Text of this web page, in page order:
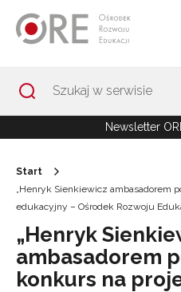
Newsletter
Start
„Henryk Sienkiewicz ambasadorem
edukacyjny – Ośrodek Rozwoju
„Henryk
ambasadorem
konkurs na